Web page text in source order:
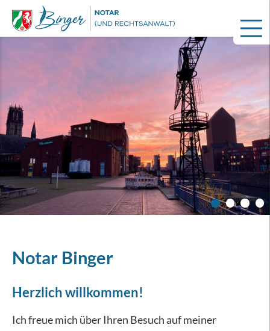
Notar Binger
Herzlich willkommen!
Ich freue mich über Ihren Besuch auf meiner